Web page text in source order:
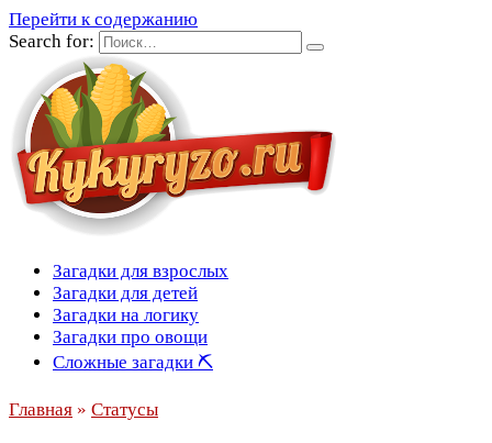
Перейти к содержанию
Search for:
Загадки для взрослых
Загадки для детей
Загадки на логику
Загадки про овощи
Сложные загадки ⛏
Главная » Статусы